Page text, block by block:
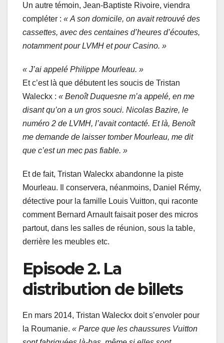
Un autre témoin, Jean-Baptiste Rivoire, viendra
compléter : « A son domicile, on avait retrouvé des
cassettes, avec des centaines d’heures d’écoutes,
notamment pour LVMH et pour Casino. »
« J’ai appelé Philippe Mourleau. »
Et c’est là que débutent les soucis de Tristan
Waleckx : « Benoît Duquesne m’a appelé, en me
disant qu’on a un gros souci. Nicolas Bazire, le
numéro 2 de LVMH, l’avait contacté. Et là, Benoît
me demande de laisser tomber Mourleau, me dit
que c’est un mec pas fiable. »
Et de fait, Tristan Waleckx abandonne la piste
Mourleau. Il conservera, néanmoins, Daniel Rémy,
détective pour la famille Louis Vuitton, qui raconte
comment Bernard Arnault faisait poser des micros
partout, dans les salles de réunion, sous la table,
derrière les meubles etc.
Episode 2. La
distribution de billets
En mars 2014, Tristan Waleckx doit s’envoler pour
la Roumanie. « Parce que les chaussures Vuitton